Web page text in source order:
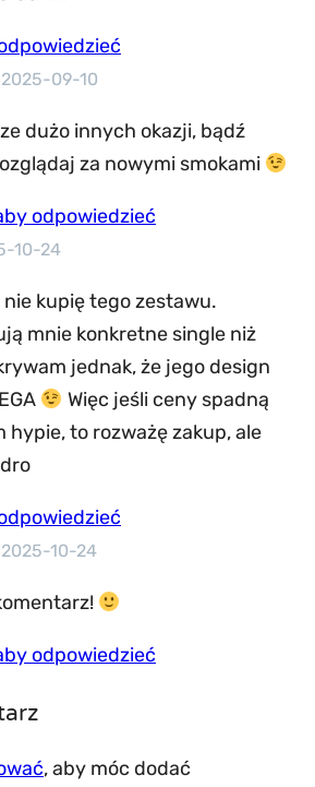
2025-09-10
dużo innych okazji, bądź
za nowymi smokami
odpowiedzieć
10-24
kupię tego zestawu.
mnie konkretne single niż
jednak, że jego design
Więc jeśli ceny spadną
hypie, to rozważę zakup, ale
2025-10-24
odpowiedzieć
, aby móc dodać